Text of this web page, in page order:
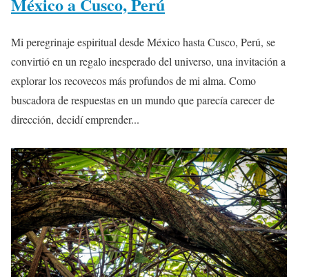
Mi peregrinaje espiritual desde México hasta Cusco, Perú, se
convirtió en un regalo inesperado del universo, una invitación a
explorar los recovecos más profundos de mi alma. Como
buscadora de respuestas en un mundo que parecía carecer de
dirección, decidí emprender...